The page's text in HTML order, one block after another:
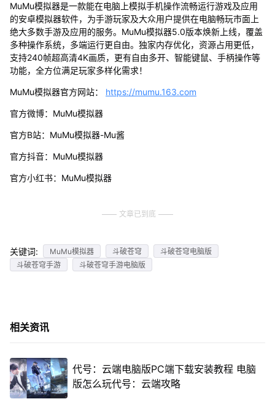
MuMu模拟器是一款能在电脑上模拟手机操作流畅运行游戏及应用
的安卓模拟器软件，为手游玩家及大众用户提供在电脑畅玩市面上
绝大多数手游及应用的服务。MuMu模拟器5.0版本焕新上线，覆盖
多种操作系统，多端运行更自由。独家内存优化，资源占用更低，
支持240帧超高清4K画质，更有自由多开、智能键鼠、手柄操作等
功能，全方位满足玩家多样化需求！
MuMu模拟器官方网站： https://mumu.163.com
官方微博：MuMu模拟器
官方B站：MuMu模拟器-Mu酱
官方抖音：MuMu模拟器
官方小红书：MuMu模拟器
文章已到底
关键词: MuMu模拟器 斗破苍穹
斗破苍穹电脑版
斗破苍穹手游
斗破苍穹手游电脑版
相关资讯
代号：云端电脑版PC端下载安装教程 电脑
版怎么玩代号：云端攻略